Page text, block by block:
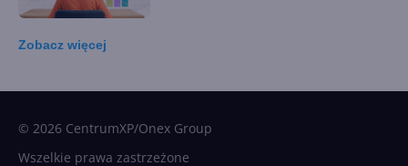
Zobacz więcej
© 2026 CentrumXP/Onex Group
Wszelkie prawa zastrzeżone